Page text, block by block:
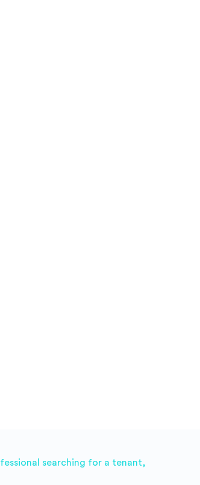
searching for a tenant,